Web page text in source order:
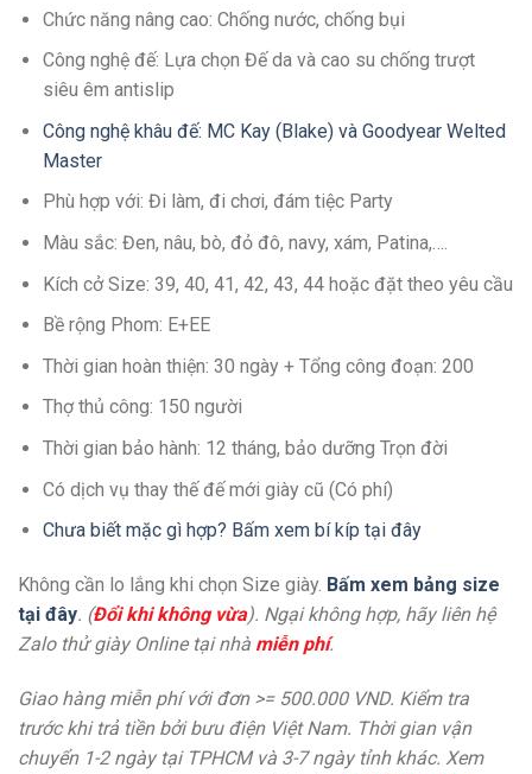
Chức năng nâng cao: Chống nước, chống bụi
Công nghệ đế: Lựa chọn Đế da và cao su chống trượt
siêu êm antislip
Công nghệ khâu đế: MC Kay (Blake) và Goodyear Welted
Master
Phù hợp với: Đi làm, đi chơi, đám tiệc Party
Màu sắc: Đen, nâu, bò, đỏ đô, navy, xám, Patina,….
Kích cở Size: 39, 40, 41, 42, 43, 44 hoặc đặt theo yêu cầu
Bề rộng Phom: E+EE
Thời gian hoàn thiện: 30 ngày + Tổng công đoạn: 200
Thợ thủ công: 150 người
Thời gian bảo hành: 12 tháng, bảo dưỡng Trọn đời
Có dịch vụ thay thế đế mới giày cũ (Có phí)
Chưa biết mặc gì hợp? Bấm xem bí kíp tại đây
Không cần lo lắng khi chọn Size giày. Bấm xem bảng size
tại đây. (Đổi khi không vừa). Ngại không hợp, hãy liên hệ
Zalo thử giày Online tại nhà miễn phí.
Giao hàng miễn phí với đơn >= 500.000 VND. Kiểm tra
trước khi trả tiền bởi bưu điện Việt Nam. Thời gian vận
chuyển 1-2 ngày tại TPHCM và 3-7 ngày tỉnh khác. Xem